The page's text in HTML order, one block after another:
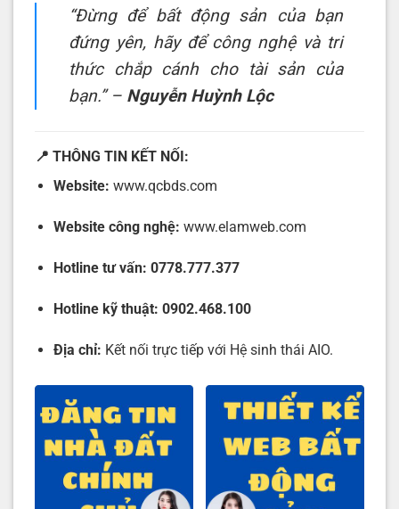
“Đừng để bất động sản của bạn
đứng yên, hãy để công nghệ và tri
thức chắp cánh cho tài sản của
bạn.”– Nguyễn Huỳnh Lộc
📍 THÔNG TIN KẾT NỐI:
Website: www.qcbds.com
Website công nghệ: www.elamweb.com
Hotline tư vấn: 0778.777.377
Hotline kỹ thuật: 0902.468.100
Địa chỉ: Kết nối trực tiếp với Hệ sinh thái AIO.